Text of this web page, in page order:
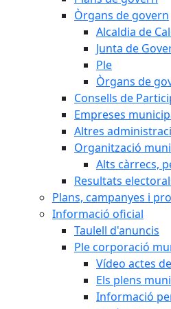
Òrgans de govern
Alcaldia de
Junta de
Ple
Òrgans de
Consells de
Empreses
Altres
Organització
Alts càrrecs,
Resultats
Plans, campanyes i
Informació oficial
Taulell d'anuncis
Ple corporació
Vídeo actes
Els plens
Informació